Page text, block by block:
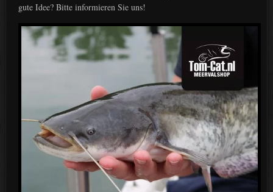
gute Idee? Bitte informieren Sie uns!